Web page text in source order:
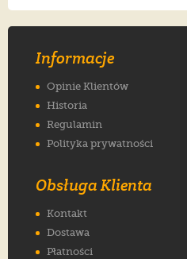
Informacje
Opinie Klientów
Historia
Regulamin
Polityka prywatności
Obsługa Klienta
Kontakt
Dostawa
Płatności